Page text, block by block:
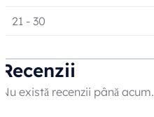
21 - 30
Recenzii
Nu există recenzii până acum.